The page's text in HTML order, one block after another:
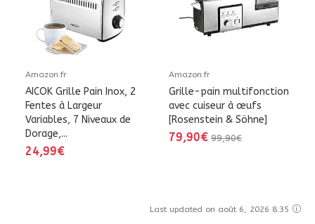
Amazon.fr
AICOK Grille Pain Inox, 2
Fentes à Largeur
Variables, 7 Niveaux de
Dorage,...
24,99€
Amazon.fr
Grille-pain multifonction
avec cuiseur à œufs
[Rosenstein & Söhne]
79,90€ 99,90€
Last updated on août 6, 2026 8:35